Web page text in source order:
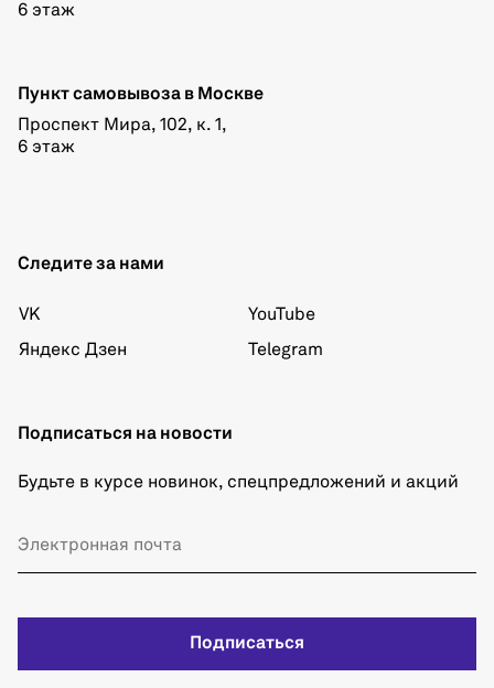
6 этаж
Пункт самовывоза в Москве
Проспект Мира, 102, к. 1,
6 этаж
Следите за нами
VK
Яндекс Дзен
YouTube
Telegram
Подписаться на новости
Будьте в курсе новинок, спецпредложений и акций
Подписаться